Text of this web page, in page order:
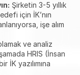
Şirketin 3-5 yıllık
için İK’nın
işe alım
ve analiz
HRIS (İnsan
İK yazılımına